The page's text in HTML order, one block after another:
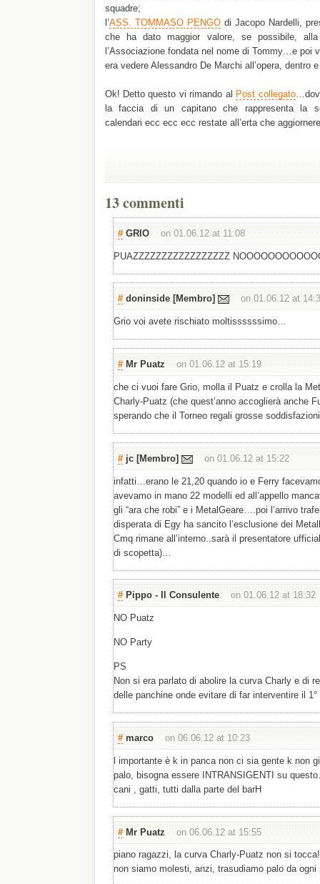
squadre;
l’ASS. TOMMASO PENGOdi Jacopo Nardelli,
che ha dato maggior valore, se possibile,
l’Associazione fondata nel nome di Tommy…e poi
era vedere Alessandro De Marchi all’opera, dentro
Ok! Detto questo vi rimando al Post collegato
la faccia di un capitano che rappresenta la
calendari ecc ecc ecc restate all’erta che
13 commenti
# GRIO on 01.06.12 at 11:08
PUAZZZZZZZZZZZZZZZZZ
# doninside [Membro] on 01.06.12 at
Grio voi avete rischiato moltissssssimo…
# Mr Puatz on 01.06.12 at 15:19
che ci vuoi fare Grio, molla il Puatz e crolla la
Charly-Puatz (che quest’anno accoglierà anche
sperando che il Torneo regali grosse
# jc [Membro] on 01.06.12 at 15:22
infatti…erano le 21,20 quando io e Ferry
avevamo in mano 22 modelli ed all’appello
gli “ara che robi” e i MetalGeare….poi l’arrivo
disperata di Egy ha sancito l’esclusione dei
Cmq rimane all’interno..sarà il presentatore
di scopetta)…
# Pippo - Il Consulente on 01.06.12 at 18:32
NO Puatz
NO Party
PS
Non si era parlato di abolire la curva Charly e di
delle panchine onde evitare di far interventire il
# marco on 06.06.12 at 10:23
l importante è k in panca non ci sia gente k non
palo, bisogna essere INTRANSIGENTI su
cani , gatti, tutti dalla parte del barH
# Mr Puatz on 06.06.12 at 15:55
piano ragazzi, la curva Charly-Puatz non si
non siamo molesti, anzi, trasudiamo palo da ogni